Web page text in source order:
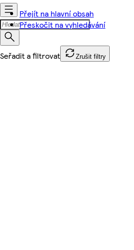
Přejít na hlavní obsah
Přeskočit na vyhledávání
Zrušit filtry